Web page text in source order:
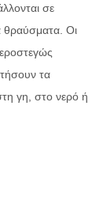
σε
θραύσματα. Οι
τα
γη, στο νερό ή